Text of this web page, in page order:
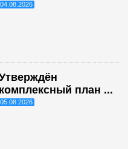
04.08.2026
комплексный план ...
05.08.2026